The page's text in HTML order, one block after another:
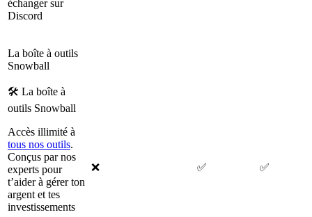
échanger sur
Discord
La boîte à outils
Snowball
🛠 La boîte à
outils Snowball
Accès illimité à
tous nos outils.
Conçus par nos
experts pour
t’aider à gérer ton
argent et tes
investissements
❌ ✅ ✅